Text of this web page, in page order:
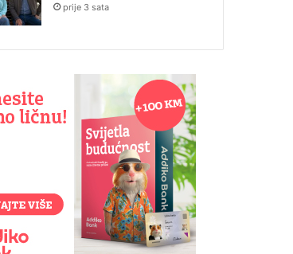
prije 3 sata